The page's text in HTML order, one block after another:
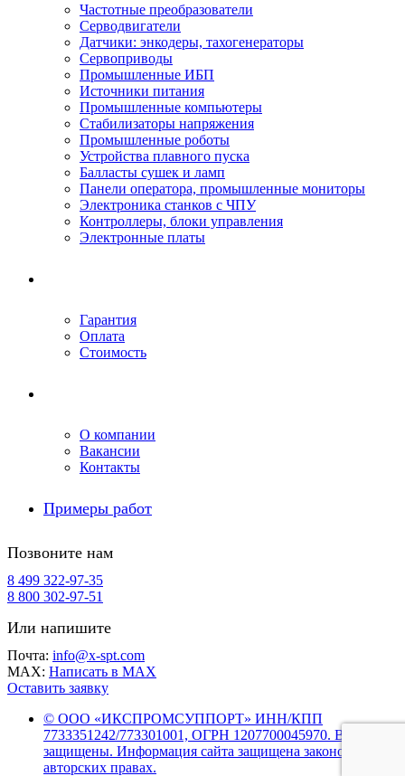
Частотные преобразователи
Серводвигатели
Датчики: энкодеры, тахогенераторы
Сервоприводы
Промышленные ИБП
Источники питания
Промышленные компьютеры
Стабилизаторы напряжения
Промышленные роботы
Устройства плавного пуска
Балласты сушек и ламп
Панели оператора, промышленные мониторы
Электроника станков с ЧПУ
Контроллеры, блоки управления
Электронные платы
Гарантия
Оплата
Стоимость
О компании
Вакансии
Контакты
Примеры работ
Позвоните нам
8 499 322-97-35
8 800 302-97-51
Или напишите
Почта: info@x-spt.com
MAX: Написать в MAX
Оставить заявку
© ООО «ИКСПРОМСУППОРТ» ИНН/КПП
7733351242/773301001, ОГРН 1207700045970. Все права
защищены. Информация сайта защищена законом об
авторских правах.